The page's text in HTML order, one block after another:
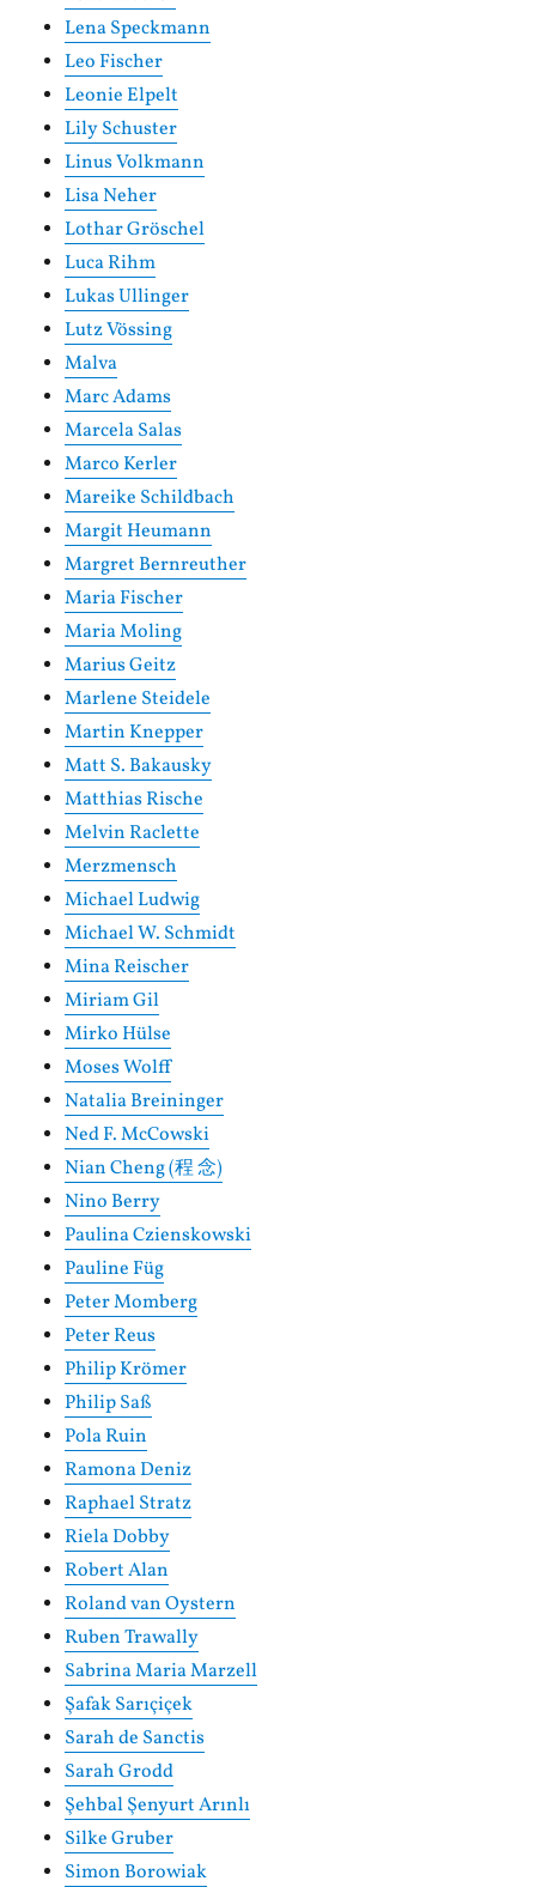
Lena Speckmann
Leo Fischer
Leonie Elpelt
Lily Schuster
Linus Volkmann
Lisa Neher
Lothar Gröschel
Luca Rihm
Lukas Ullinger
Lutz Vössing
Malva
Marc Adams
Marcela Salas
Marco Kerler
Mareike Schildbach
Margit Heumann
Margret Bernreuther
Maria Fischer
Maria Moling
Marius Geitz
Marlene Steidele
Martin Knepper
Matt S. Bakausky
Matthias Rische
Melvin Raclette
Merzmensch
Michael Ludwig
Michael W. Schmidt
Mina Reischer
Miriam Gil
Mirko Hülse
Moses Wolff
Natalia Breininger
Ned F. McCowski
Nian Cheng (程 念)
Nino Berry
Paulina Czienskowski
Pauline Füg
Peter Momberg
Peter Reus
Philip Krömer
Philip Saß
Pola Ruin
Ramona Deniz
Raphael Stratz
Riela Dobby
Robert Alan
Roland van Oystern
Ruben Trawally
Sabrina Maria Marzell
Şafak Sarıçiçek
Sarah de Sanctis
Sarah Grodd
Şehbal Şenyurt Arınlı
Silke Gruber
Simon Borowiak